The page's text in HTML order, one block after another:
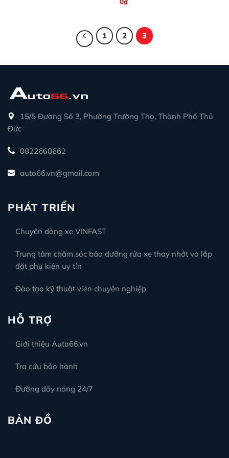
1 2 3
15/5 Đường Số 3, Phường Trường Thọ, Thành Phố Thủ
Đức
0822660662
auto66.vn@gmail.com
PHÁT TRIỂN
Chuyên dòng xe VINFAST
Trung tâm chăm sóc bảo dưỡng rửa xe thay nhớt và lắp
đặt phụ kiện uy tín
Đào tạo kỹ thuật viên chuyên nghiệp
HỖ TRỢ
Giới thiệu Auto66.vn
Tra cứu bảo hành
Đường dây nóng 24/7
BẢN ĐỒ